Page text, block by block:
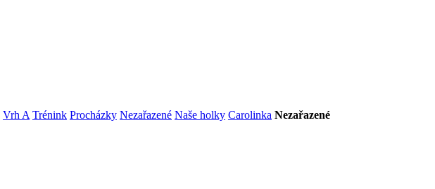
Vrh A Trénink Procházky Nezařazené Naše holky Carolinka Nezařazené